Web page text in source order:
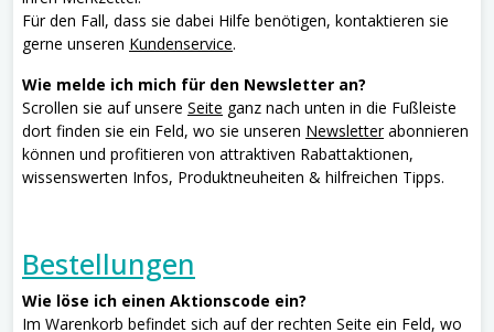
Für den Fall, dass sie dabei Hilfe benötigen, kontaktieren sie
gerne unseren Kundenservice.
Wie melde ich mich für den Newsletter an?
Scrollen sie auf unsere Seite ganz nach unten in die Fußleiste
dort finden sie ein Feld, wo sie unseren Newsletter abonnieren
können und profitieren von attraktiven Rabattaktionen,
wissenswerten Infos, Produktneuheiten & hilfreichen Tipps.
Bestellungen
Wie löse ich einen Aktionscode ein?
Im Warenkorb befindet sich auf der rechten Seite ein Feld, wo